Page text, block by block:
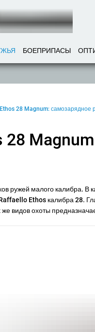
БОЕПРИПАСЫ
28 Magnum: самозарядное
28
ружей малого калибра. В
Ethos калибра 28.
видов охоты